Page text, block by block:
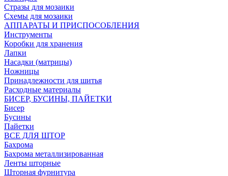
Стразы для мозаики
Схемы для мозаики
АППАРАТЫ И ПРИСПОСОБЛЕНИЯ
Инструменты
Коробки для хранения
Лапки
Насадки (матрицы)
Ножницы
Принадлежности для шитья
Расходные материалы
БИСЕР, БУСИНЫ, ПАЙЕТКИ
Бисер
Бусины
Пайетки
ВСЕ ДЛЯ ШТОР
Бахрома
Бахрома металлизированная
Ленты шторные
Шторная фурнитура